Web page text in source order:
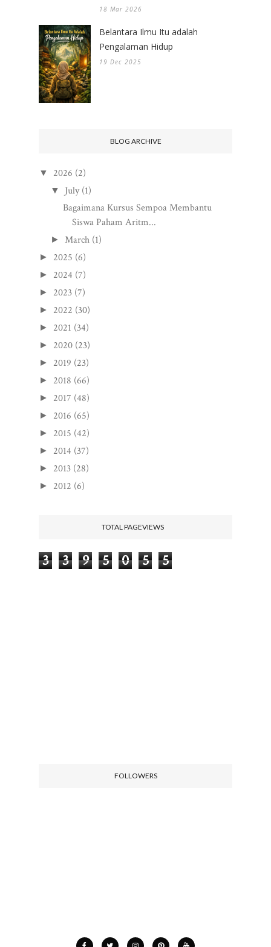
18 Mar 2026
Belantara Ilmu Itu adalah
Pengalaman Hidup
19 Dec 2025
BLOG ARCHIVE
▼ 2026 (2)
▼ July (1)
Bagaimana Kursus Sempoa Membantu
Siswa Paham Aritm...
► March (1)
► 2025 (6)
► 2024 (7)
► 2023 (7)
► 2022 (30)
► 2021 (34)
► 2020 (23)
► 2019 (23)
► 2018 (66)
► 2017 (48)
► 2016 (65)
► 2015 (42)
► 2014 (37)
► 2013 (28)
► 2012 (6)
TOTAL PAGEVIEWS
3 3 9 5 0 5 5
FOLLOWERS